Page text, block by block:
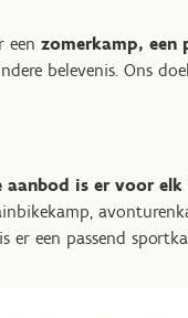
een zomerkamp, een
belevenis. Ons
aanbod is er voor
er een passend